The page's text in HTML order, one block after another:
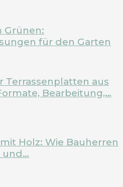
Grünen:
für den Garten
Terrassenplatten aus
Bearbeitung,…
Holz: Wie Bauherren
und…